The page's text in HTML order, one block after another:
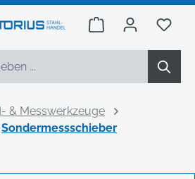
Warenkorb Du
& Messwerkzeuge
Sondermessschieber